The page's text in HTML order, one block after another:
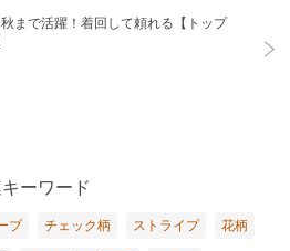
まで活躍！着回して頼れる【トップ
ーワード
ブ チェック柄 ストライプ 花柄